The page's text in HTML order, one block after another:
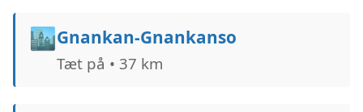
🏙️Gnankan-Gnankanso
Tæt på • 37 km